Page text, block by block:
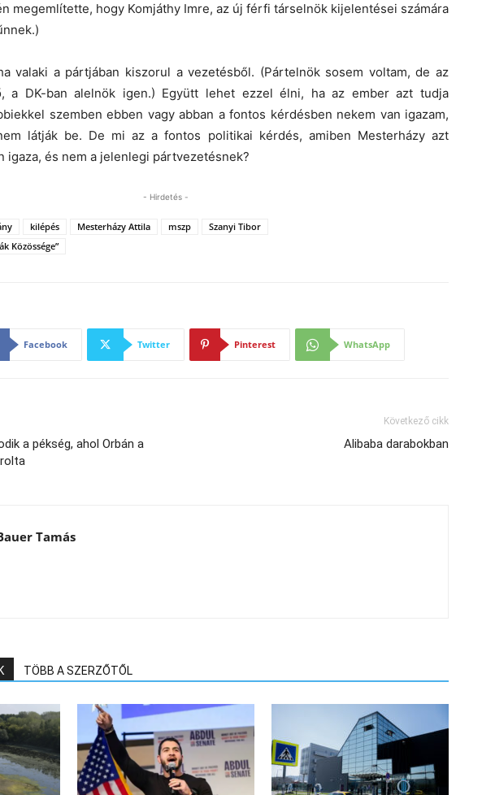
megemlítette, hogy Komjáthy Imre, az új férfi társelnök kijelentései számára
valaki a pártjában kiszorul a vezetésből. (Pártelnök sosem voltam, de az
a DK-ban alelnök igen.) Együtt lehet ezzel élni, ha az ember azt tudja
szemben ebben vagy abban a fontos kérdésben nekem van igazam,
látják be. De mi az a fontos politikai kérdés, amiben Mesterházy azt
igaza, és nem a jelenlegi pártvezetésnek?
- Hirdetés -
kilépés Mesterházy Attila mszp
Szanyi Tibor
Közössége”
Facebook Twitter Pinterest WhatsApp
a pékség, ahol Orbán a
Következő cikk
Alibaba darabokban
Tamás
TÖBB A SZERZŐTŐL